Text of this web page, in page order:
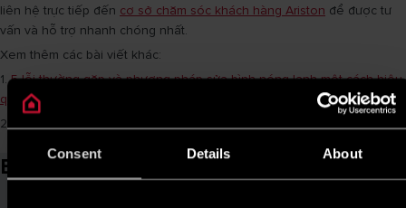
Consent Details About
liên hệ trực tiếp đến cơ sở chăm sóc khách hàng Ariston để được tư
vấn và hỗ trợ nhanh chóng nhất.
Xem thêm các bài viết khác:
1.5 lỗi thường gặp và phương pháp sửa bình nóng lạnh một cách hiệu
quả
2.
Bài viết liên quan